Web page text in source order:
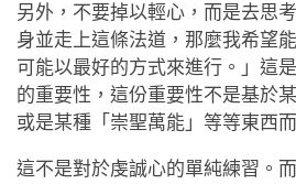
另外，不要掉以輕心，而是去思
身並走上這條法道，那麼我希望
可能以最好的方式來進行。」這
的重要性，這份重要性不是基於
或是某種「崇聖萬能」等等東西
這不是對於虔誠心的單純練習。